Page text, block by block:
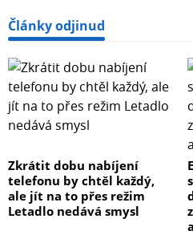
Články odjinud
Zkrátit dobu nabíjení
telefonu by chtěl každý,
ale jít na to přes režim
Letadlo nedává smysl